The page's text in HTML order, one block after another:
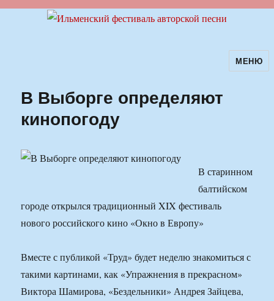
Ильменский фестиваль авторскойМЕНЮ
В Выборге определяют
кинопогоду
В старинном
балтийском
городе открылся традиционный XIX фестиваль
нового российского кино «Окно в Европу»
Вместе с публикой «Труд» будет неделю знакомиться с
такими картинами, как «Упражнения в прекрасном»
Виктора Шамирова, «Бездельники» Андрея Зайцева,